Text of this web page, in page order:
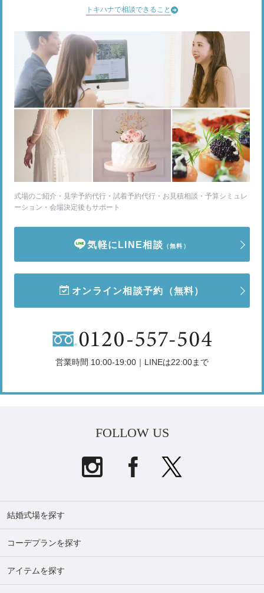
トキハナで相談できること
式場のご紹介・見学予約代行・試着予約代行・お見積相談・予算シミュレ
ーション・会場決定後もサポート
気軽にLINE相談 （無料）
オンライン相談予約 （無料）
営業時間 10:00-19:00｜LINEは22:00まで
FOLLOW US
結婚式場を探す
コーデプランを探す
アイテムを探す